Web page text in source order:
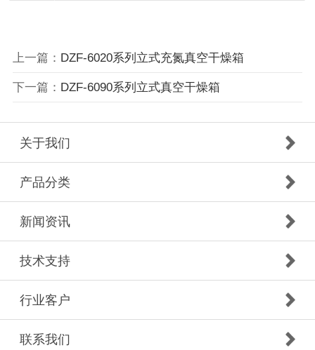
上一篇： DZF-6020系列立式充氮真空干燥箱
下一篇： DZF-6090系列立式真空干燥箱
关于我们
产品分类
新闻资讯
技术支持
行业客户
联系我们